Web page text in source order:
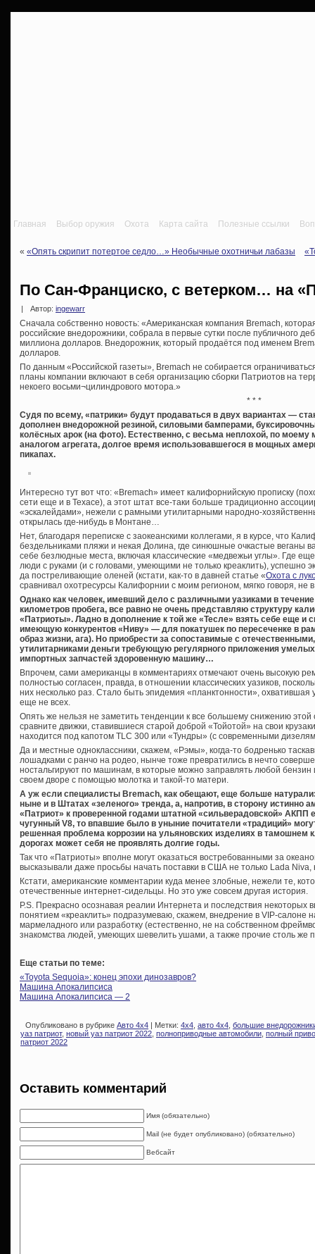
Главная Выбор оружия Охота Карта сайта Полезные ссылки
« «Опять скрипит потертое седло…» Необычные охотничьи лабазы
По Сан-Франциско, с ветерком… на
| Автор: ingewarr
Сначала собственно новость: «Американская компания Bremach,
российские внедорожники, собрала в первые сутки после публичного
миллиона долларов. Внедорожник, который продаётся под именем
долларов.
По данным «Российской газеты», Bremach не собирается
планы компании включают в себя организацию сборки Патриотов на
некоего восьми¬цилиндрового мотора.»
* * *
Судя по всему, «патрики» будут продаваться в двух вариантах —
дополнен внедорожной резиной, силовыми бамперами,
колёсных арок (на фото). Естественно, с весьма неплохой, по
аналогом агрегата, долгое время использовавшегося в мощных
пикапах.
Интересно тут вот что: «Bremach» имеет калифорнийскую прописку
сети еще и в Техасе), а этот штат все-таки больше традиционно
«эскалейдами», нежели с рамными утилитарными народно-
открылась где-нибудь в Монтане…
Нет, благодаря переписке с заокеанскими коллегами, я в курсе, что
бездельниками пляжи и некая Долина, где синюшные очкастые веганы
себе безлюдные места, включая классические «медвежьи углы». Где
люди с руками (и с головами, умеющими не только креаклить), успешно
да постреливающие оленей (кстати, как-то в давней статье «Охота с
сравнивал охотресурсы Калифорнии с моим регионом, мягко говоря, не
Однако как человек, имевший дело с различными уазиками в
километров пробега, все равно не очень представляю структуру
«Патриоты». Ладно в дополнение к той же «Тесле» взять себе еще и
имеющую конкурентов «Ниву» — для покатушек по пересеченке в
образ жизни, ага). Но приобрести за сопоставимые с
утилитарниками деньги требующую регулярного приложения
импортных запчастей здоровенную машину…
Впрочем, сами американцы в комментариях отмечают очень высокую
полностью согласен, правда, в отношении классических уазиков,
них несколько раз. Стало быть эпидемия «планктонности»,
еще не всех.
Опять же нельзя не заметить тенденции к все большему снижению
сравните движки, ставившиеся старой доброй «Тойотой» на свои
находится под капотом TLC 300 или «Тундры» (с современными
Да и местные одноклассники, скажем, «Рэмы», когда-то бодренько
лошадками с ранчо на родео, нынче тоже превратились в нечто
ностальгируют по машинам, в которые можно заправлять любой бензин
своем дворе с помощью молотка и такой-то матери.
А уж если специалисты Bremach, как обещают, еще больше
ныне и в Штатах «зеленого» тренда, а, напротив, в сторону истинно
«Патриот» к проверенной годами штатной «сильверадовской» АКПП
чугунный V8, то впавшие было в уныние почитатели «традиций»
решенная проблема коррозии на ульяновских изделиях в тамошнем
дорогах может себя не проявлять долгие годы.
Так что «Патриоты» вполне могут оказаться востребованными за
высказывали даже просьбы начать поставки в США не только Lada Niva,
Кстати, американские комментарии куда менее злобные, нежели те,
отечественные интернет-сидельцы. Но это уже совсем другая история.
P.S. Прекрасно осознавая реалии Интернета и последствия некоторых
понятием «креаклить» подразумеваю, скажем, внедрение в VIP-
мармеладного или разработку (естественно, не на собственном
знакомства людей, умеющих шевелить ушами, а также прочие столь же
Еще статьи по теме:
«Toyota Sequoia»: конец эпохи динозавров?
Машина Апокалипсиса
Машина Апокалипсиса — 2
Опубликовано в рубрике Авто 4х4 | Метки: 4х4 авто 4х4 большие
уаз патриот, новый уаз патриот 2022 полноприводные автомобили полный
патриот 2022
Оставить комментарий
Имя (обязательно)
Mail (не будет опубликовано) (обязательно)
Вебсайт